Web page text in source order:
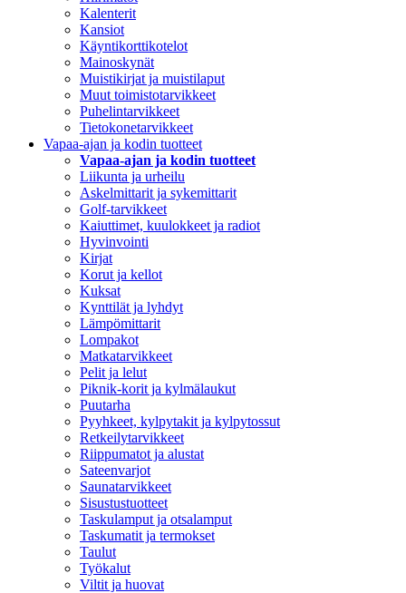
Kalenterit
Kansiot
Käyntikorttikotelot
Mainoskynät
Muistikirjat ja muistilaput
Muut toimistotarvikkeet
Puhelintarvikkeet
Tietokonetarvikkeet
Vapaa-ajan ja kodin tuotteet
Vapaa-ajan ja kodin tuotteet
Liikunta ja urheilu
Askelmittarit ja sykemittarit
Golf-tarvikkeet
Kaiuttimet, kuulokkeet ja radiot
Hyvinvointi
Kirjat
Korut ja kellot
Kuksat
Kynttilät ja lyhdyt
Lämpömittarit
Lompakot
Matkatarvikkeet
Pelit ja lelut
Piknik-korit ja kylmälaukut
Puutarha
Pyyhkeet, kylpytakit ja kylpytossut
Retkeilytarvikkeet
Riippumatot ja alustat
Sateenvarjot
Saunatarvikkeet
Sisustustuotteet
Taskulamput ja otsalamput
Taskumatit ja termokset
Taulut
Työkalut
Viltit ja huovat